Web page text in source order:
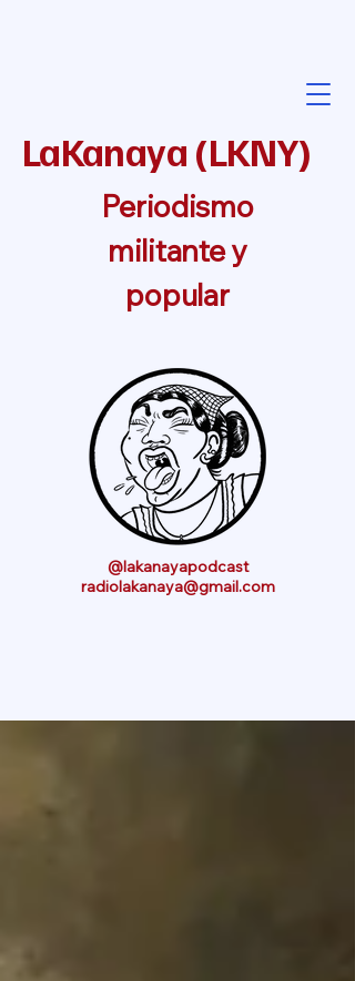
LaKanaya (LKNY)
@lakanayapodcast
radiolakanaya@gmail.com
Periodismo
militante y
popular